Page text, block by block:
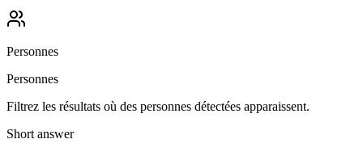
Personnes
Personnes
Filtrez les résultats où des personnes détectées apparaissent.
Short answer